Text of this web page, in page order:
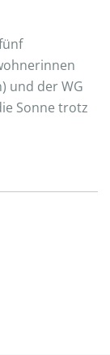
und der WG
Sonne trotz